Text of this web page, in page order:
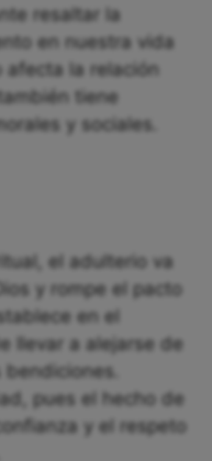
resaltar la
en nuestra vida
afecta la relación
tiene
y sociales.
el adulterio va
y rompe el pacto
en el
llevar a alejarse de
pues el hecho de
y el respeto